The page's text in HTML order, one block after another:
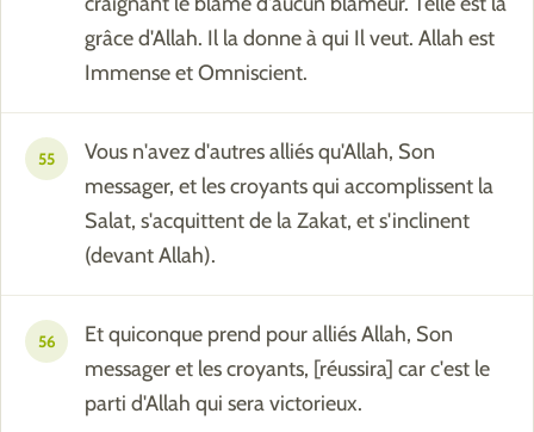
grâce d'Allah. Il la donne à qui Il veut. Allah est
Immense et Omniscient.
55
Vous n'avez d'autres alliés qu'Allah, Son
messager, et les croyants qui accomplissent la
Salat, s'acquittent de la Zakat, et s'inclinent
(devant Allah).
56
Et quiconque prend pour alliés Allah, Son
messager et les croyants, [réussira] car c'est le
parti d'Allah qui sera victorieux.